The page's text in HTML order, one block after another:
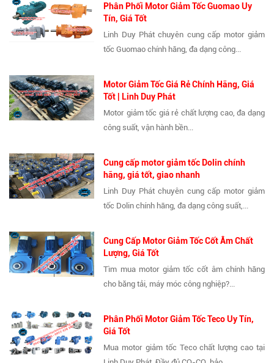
Phân Phối Motor Giảm Tốc Guomao Uy
Tín, Giá Tốt
Linh Duy Phát chuyên cung cấp motor giảm
tốc Guomao chính hãng, đa dạng công...
Motor Giảm Tốc Giá Rẻ Chính Hãng, Giá
Tốt | Linh Duy Phát
Motor giảm tốc giá rẻ chất lượng cao, đa dạng
công suất, vận hành bền...
Cung cấp motor giảm tốc Dolin chính
hãng, giá tốt, giao nhanh
Linh Duy Phát chuyên cung cấp motor giảm
tốc Dolin chính hãng, đa dạng công suất,...
Cung Cấp Motor Giảm Tốc Cốt Âm Chất
Lượng, Giá Tốt
Tìm mua motor giảm tốc cốt âm chính hãng
cho băng tải, máy móc công nghiệp?...
Phân Phối Motor Giảm Tốc Teco Uy Tín,
Giá Tốt
Mua motor giảm tốc Teco chất lượng cao tại